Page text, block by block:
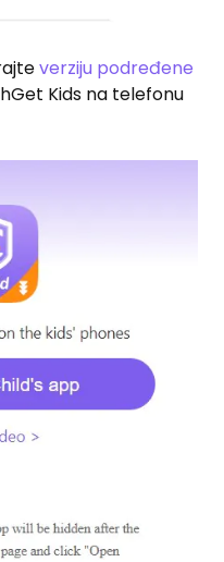
verziju podređene
Kids na telefonu